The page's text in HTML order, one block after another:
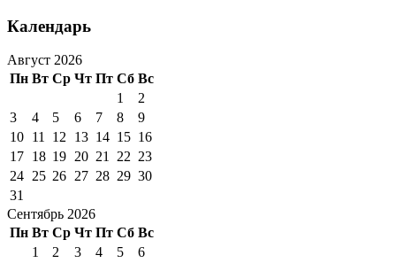
Календарь
Август 2026
Пн Вт Ср Чт Пт Сб Вс
1
2
3
4 5 6 7 8
9
10 11 12 13 14 15 16
17 18 19 20 21 22 23
24 25 26 27 28 29 30
31
Сентябрь 2026
Пн Вт Ср Чт Пт Сб Вс
1
2 3 4 5
6